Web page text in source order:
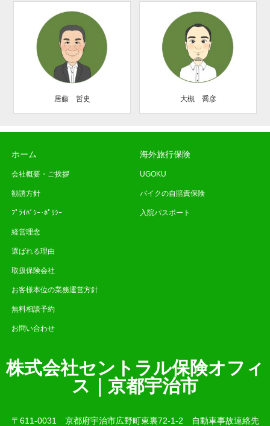
居藤 哲史 大槻 喬彦
ホーム
会社概要・ご挨拶
勧誘方針
ﾌﾟﾗｲﾊﾞｼｰ･ﾎﾟﾘｼｰ
経営理念
選ばれる理由
取扱保険会社
お客様本位の業務運営方針
無料相談予約
お問い合わせ
海外旅行保険
UGOKU
バイクの自賠責保険
入院パスポート
株式会社セントラル保険オフィ
ス｜京都宇治市
〒611-0031 京都府宇治市広野町東裏72-1-2 自動車事故連絡先